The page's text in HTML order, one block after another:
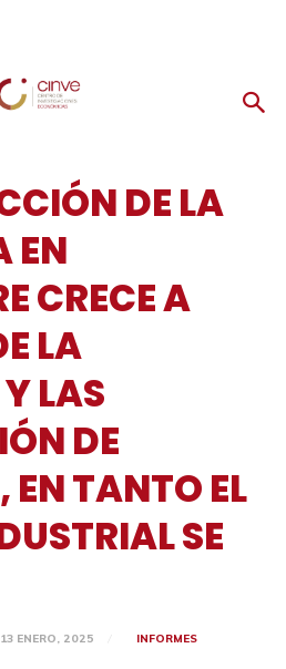
DE LA
EN
CRECE A
LA
LAS
DE
EN TANTO EL
SE
13 ENERO, 2025 INFORMES